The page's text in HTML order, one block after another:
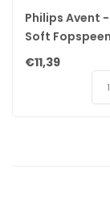
ventiel naar
wordt en zich op
de baby. Het
sterilisatie water
knijp je gewoon
Het ronde
Philips Avent
Soft
Stuks - 0-6
Paars
€11,39